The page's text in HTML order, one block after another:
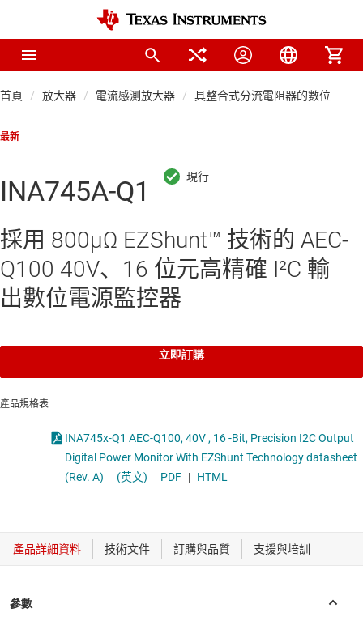
首頁 放大器 電流感測放大器 具整合式分流電阻器的數位電源
最新
INA745A-Q1
採用 800µΩ EZShunt™ 技術的 AEC-
Q100 40V、16 位元高精確 I²C 輸
出數位電源監控器
立即訂購
產品規格表
INA745x-Q1 AEC-Q100, 40V , 16 -Bit, Precision I2C Output
Digital Power Monitor With EZShunt Technology datasheet
(Rev. A)
(英文) PDF | HTML